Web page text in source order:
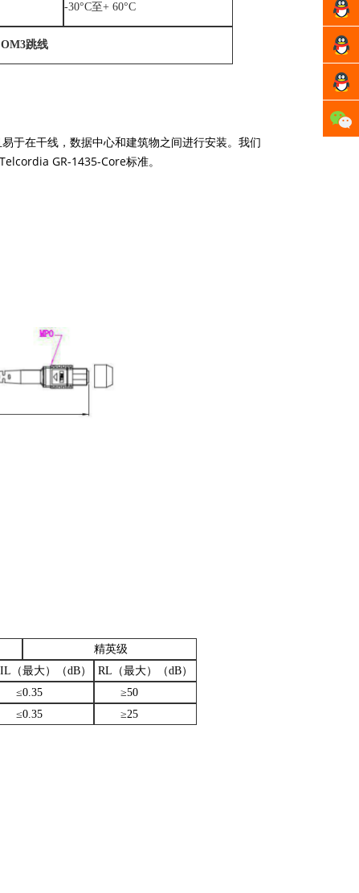
-30°C至+ 60°C
跳线
于在干线，数据中心和建筑物之间进行安装。我们
GR-1435-Core标准。
精英级
IL（最大）（dB）
RL（最大）（dB）
≤0.35
≥50
≤0.35 ≥25
许经
理
方经
理
周经
理